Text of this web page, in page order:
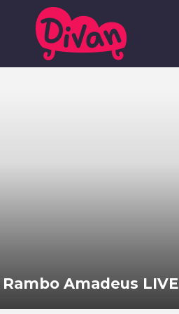
Amadeus LIVE